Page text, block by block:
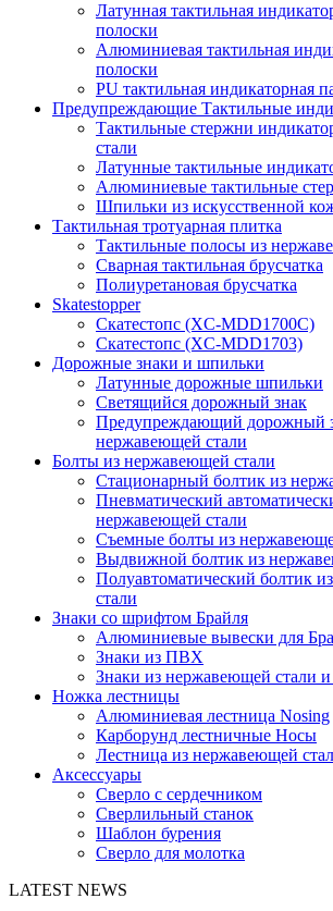
Латунная тактильная
полоски
Алюминиевая тактильная
полоски
PU тактильная индикаторная
Предупреждающие Тактильные
Тактильные стержни
стали
Латунные тактильные
Алюминиевые тактильные
Шпильки из искусственной
Тактильная тротуарная плитка
Тактильные полосы из
Сварная тактильная брусчатка
Полиуретановая брусчатка
Skatestopper
Скатестопс (XC-MDD1700C)
Скатестопс (XC-MDD1703)
Дорожные знаки и шпильки
Латунные дорожные шпильки
Светящийся дорожный знак
Предупреждающий дорожный
нержавеющей стали
Болты из нержавеющей стали
Стационарный болтик из
Пневматический
нержавеющей стали
Съемные болты из
Выдвижной болтик из
Полуавтоматический болтик
стали
Знаки со шрифтом Брайля
Алюминиевые вывески для
Знаки из ПВХ
Знаки из нержавеющей стали
Ножка лестницы
Алюминиевая лестница Nosing
Карборунд лестничные Носы
Лестница из нержавеющей
Аксессуары
Сверло с сердечником
Сверлильный станок
Шаблон бурения
Сверло для молотка
LATEST NEWS